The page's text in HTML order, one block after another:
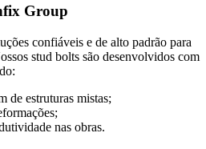
Group
confiáveis e de alto padrão para
stud bolts são desenvolvidos com
de estruturas mistas;
nas obras.